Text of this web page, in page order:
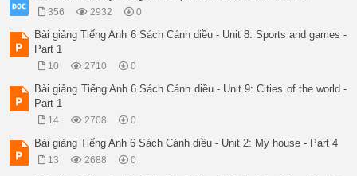
356 2932 0
Bài giảng Tiếng Anh 6 Sách Cánh diều - Unit 8: Sports and games -
Part 1
10 2710 0
Bài giảng Tiếng Anh 6 Sách Cánh diều - Unit 9: Cities of the world -
Part 1
14 2708 0
Bài giảng Tiếng Anh 6 Sách Cánh diều - Unit 2: My house - Part 4
13 2688 0